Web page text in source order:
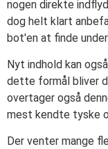
nogen direkte
dog helt klart
bot'en at finde
Nyt indhold kan
dette formål bliver
overtager også
mest kendte tyske
Der venter mange